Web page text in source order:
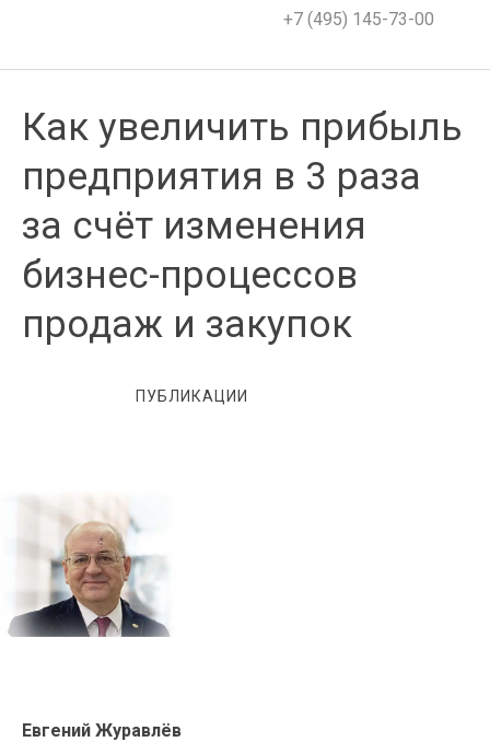
+7 (495) 145-73-00
Как увеличить прибыль
предприятия в 3 раза
за счёт изменения
бизнес-процессов
продаж и закупок
ПУБЛИКАЦИИ
Евгений Журавлёв